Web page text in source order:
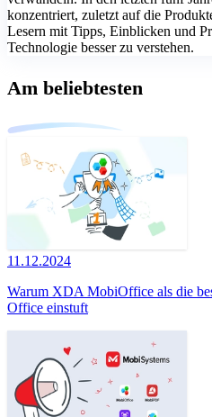
konzentriert, zuletzt auf die
Lesern mit Tipps, Einblicken und
Technologie besser zu verstehen.
Am beliebtesten
11.12.2024
Warum XDA MobiOffice als die
Office einstuft